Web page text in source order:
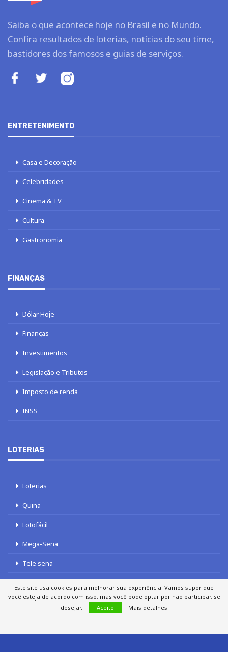
Saiba o que acontece hoje no Brasil e no Mundo.
Confira resultados de loterias, notícias do seu time,
bastidores dos famosos e guias de serviços.
ENTRETENIMENTO
Casa e Decoração
Celebridades
Cinema & TV
Cultura
Gastronomia
FINANÇAS
Dólar Hoje
Finanças
Investimentos
Legislação e Tributos
Imposto de renda
INSS
LOTERIAS
Loterias
Quina
Lotofácil
Mega-Sena
Tele sena
AUTORES
FALE COM O JORNAL DCI
Este site usa cookies para melhorar sua experiência. Vamos supor que
você esteja de acordo com isso, mas você pode optar por não participar, se
desejar.
Aceito Mais detalhes